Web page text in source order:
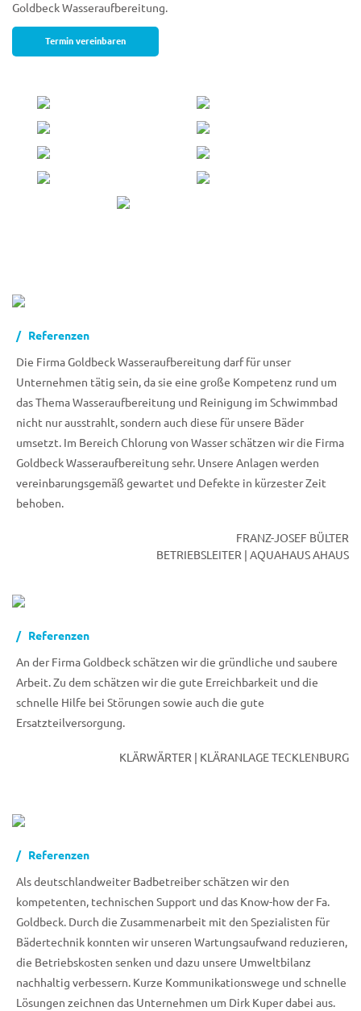
Goldbeck Wasseraufbereitung.
Termin vereinbaren
Referenzen
Die Firma Goldbeck Wasseraufbereitung darf für unser
Unternehmen tätig sein, da sie eine große Kompetenz rund um
das Thema Wasseraufbereitung und Reinigung im Schwimmbad
nicht nur ausstrahlt, sondern auch diese für unsere Bäder
umsetzt. Im Bereich Chlorung von Wasser schätzen wir die Firma
Goldbeck Wasseraufbereitung sehr. Unsere Anlagen werden
vereinbarungsgemäß gewartet und Defekte in kürzester Zeit
behoben.
FRANZ-JOSEF BÜLTER
BETRIEBSLEITER | AQUAHAUS AHAUS
Referenzen
An der Firma Goldbeck schätzen wir die gründliche und saubere
Arbeit. Zu dem schätzen wir die gute Erreichbarkeit und die
schnelle Hilfe bei Störungen sowie auch die gute
Ersatzteilversorgung.
KLÄRWÄRTER | KLÄRANLAGE TECKLENBURG
Referenzen
Als deutschlandweiter Badbetreiber schätzen wir den
kompetenten, technischen Support und das Know-how der Fa.
Goldbeck. Durch die Zusammenarbeit mit den Spezialisten für
Bädertechnik konnten wir unseren Wartungsaufwand reduzieren,
die Betriebskosten senken und dazu unsere Umweltbilanz
nachhaltig verbessern. Kurze Kommunikationswege und schnelle
Lösungen zeichnen das Unternehmen um Dirk Kuper dabei aus.